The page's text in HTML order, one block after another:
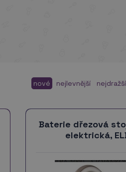
nové nejlevnější nejdražší
Baterie dřezová
elektrická,